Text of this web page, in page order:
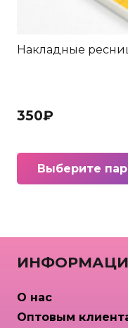
Накладные
350₽
Выберите
О нас
Оптовым